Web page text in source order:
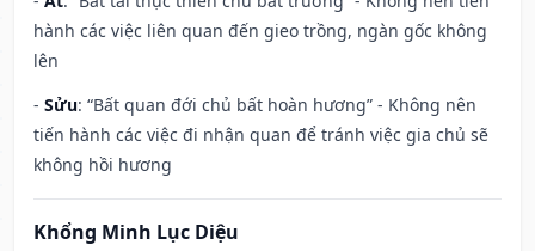
hành các việc liên quan đến gieo trồng, ngàn gốc không
lên
- Sửu: “Bất quan đới chủ bất hoàn hương” - Không nên
tiến hành các việc đi nhận quan để tránh việc gia chủ sẽ
không hồi hương
Khổng Minh Lục Diệu